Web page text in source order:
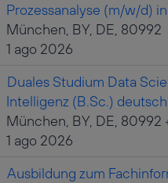
Prozessanalyse (m/w/d)
München, BY, DE, 80992
1 ago 2026
Duales Studium Data
Intelligenz (B.Sc.)
München, BY, DE, 80992
1 ago 2026
Ausbildung zum